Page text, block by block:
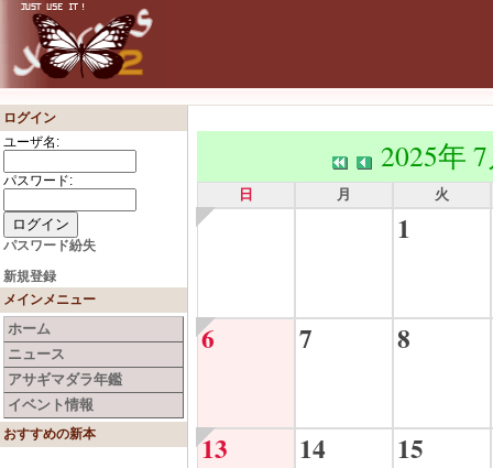
ログイン
ユーザ名:
パスワード:
パスワード紛失
新規登録
メインメニュー
ホーム
ニュース
アサギマダラ年鑑
イベント情報
おすすめの新本
2025年
日 月 火
1
6 7 8
13 14 15